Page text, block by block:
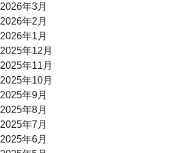
2026年3月
2026年2月
2026年1月
2025年12月
2025年11月
2025年10月
2025年9月
2025年8月
2025年7月
2025年6月